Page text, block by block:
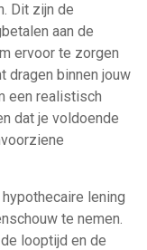
Dit zijn de
aan de
ervoor te zorgen
dragen binnen jouw
een realistisch
dat je voldoende
lening
te nemen.
looptijd en de